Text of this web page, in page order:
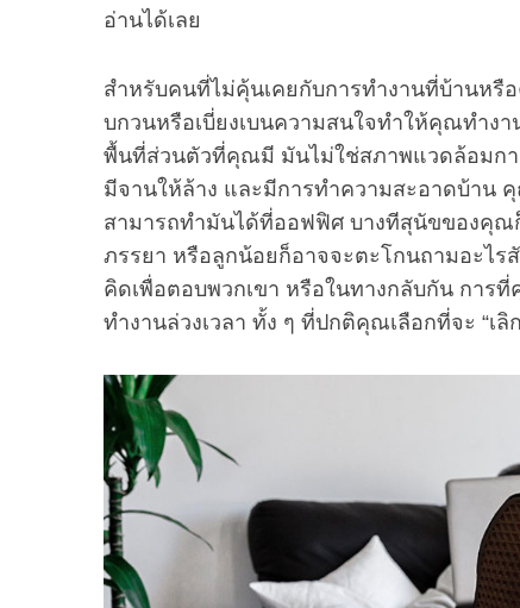
อ่านได้เลย
สำหรับคนที่ไม่คุ้นเคยกับการทำงานที่บ้านหรื
บกวนหรือเบี่ยงเบนความสนใจทำให้คุณทำง
พื้นที่ส่วนตัวที่คุณมี มันไม่ใช่สภาพแวดล้อมก
มีจานให้ล้าง และมีการทำความสะอาดบ้าน
สามารถทำมันได้ที่ออฟฟิศ บางทีสุนัขของคุณ
ภรรยา หรือลูกน้อยก็อาจจะตะโกนถามอะไ
คิดเพื่อตอบพวกเขา หรือในทางกลับกัน การ
ทำงานล่วงเวลา ทั้ง ๆ ที่ปกติคุณเลือกที่จะ “เ